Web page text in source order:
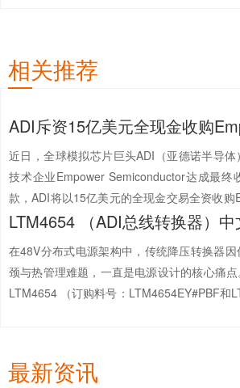
相关推荐
ADI斥资15亿美元全现金收购
近日，全球模拟芯片巨头ADI（亚德诺半导
技术企业Empower Semiconductor达成最终
款，ADI将以15亿美元的全现金交易全资收购
将于2026年下半年完成，具体取决于常规交割
LTM4654 （ADI总线转换器）
在48V分布式电源架构中，传统降压转换器
颈与热管理难题，一直是电源设计的核心痛
LTM4654 （订购料号：LTM4654EY#PBF和
最新资讯